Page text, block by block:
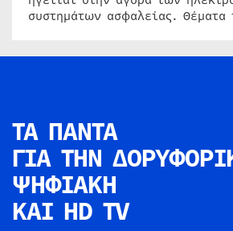
συστημάτων ασφαλείας. Θέματα
ΤΑ ΠΑΝΤΑ
ΓΙΑ ΤΗΝ
ΨΗΦΙΑΚΗ
ΚΑΙ HD TV